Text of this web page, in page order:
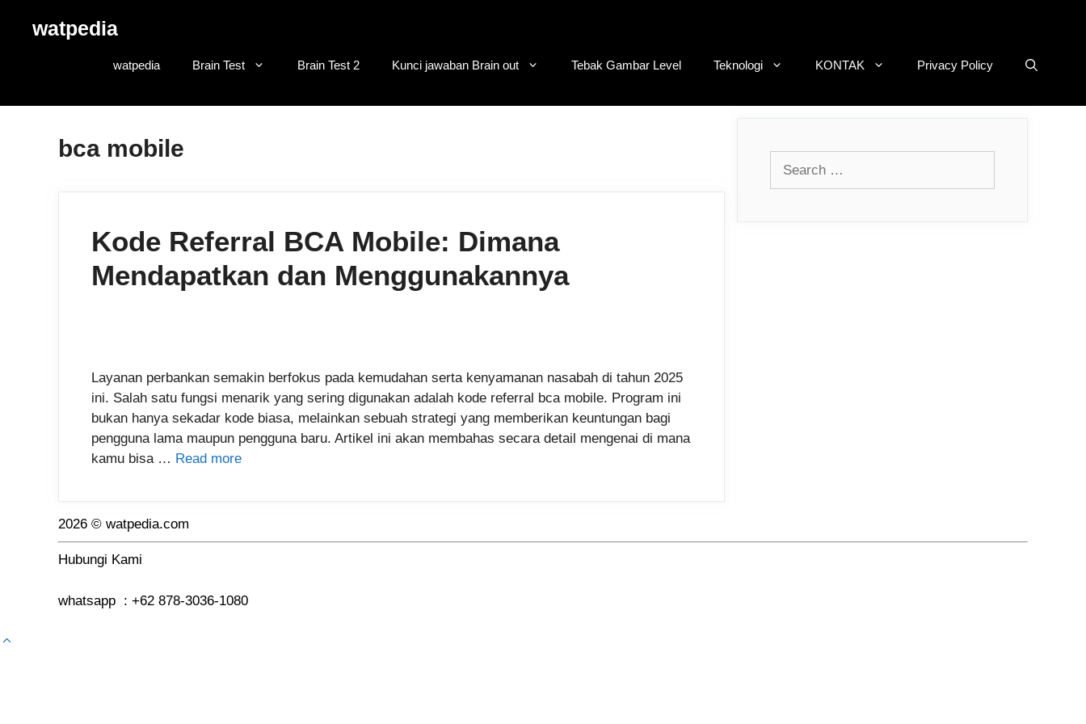
watpedia
watpedia Brain Test Brain Test 2 Kunci jawaban Brain out Tebak Gambar Level Teknologi KONTAK Privacy Policy
bca mobile
Kode Referral BCA Mobile: Dimana
Mendapatkan dan Menggunakannya
Layanan perbankan semakin berfokus pada kemudahan serta kenyamanan nasabah di tahun 2025
ini. Salah satu fungsi menarik yang sering digunakan adalah kode referral bca mobile. Program ini
bukan hanya sekadar kode biasa, melainkan sebuah strategi yang memberikan keuntungan bagi
pengguna lama maupun pengguna baru. Artikel ini akan membahas secara detail mengenai di mana
kamu bisa … Read more
2026 © watpedia.com
Hubungi Kami
whatsapp : +62 878-3036-1080